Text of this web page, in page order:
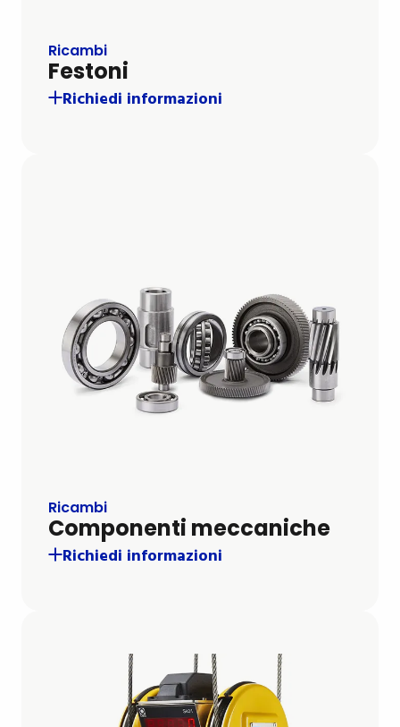
Ricambi
Festoni
Richiedi informazioni
Ricambi
Componenti meccaniche
Richiedi informazioni